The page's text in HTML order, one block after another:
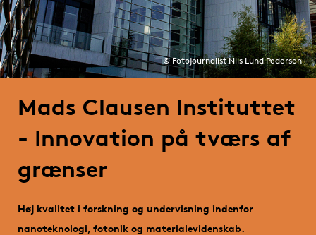
© Fotojournalist Nils Lund Pedersen
Mads Clausen Instituttet
- Innovation på tværs af
grænser
Høj kvalitet i forskning og undervisning indenfor
nanoteknologi, fotonik og materialevidenskab.